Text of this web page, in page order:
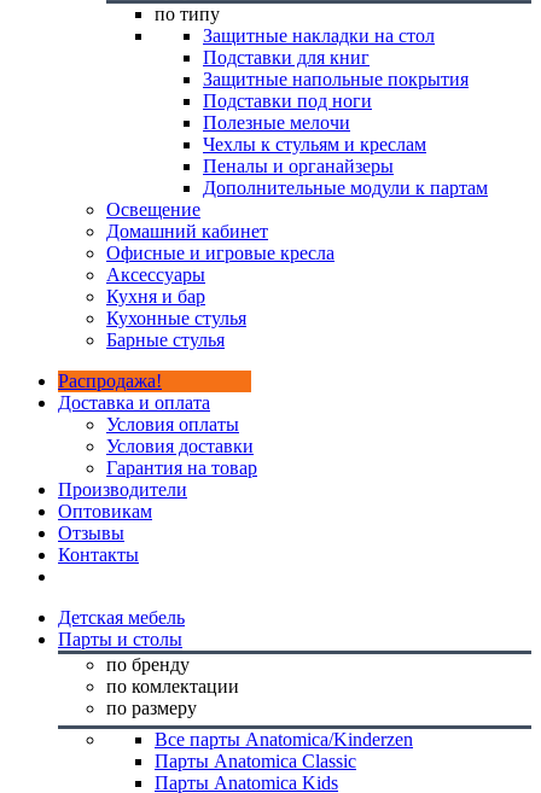
по типу
Защитные накладки на стол
Подставки для книг
Защитные напольные покрытия
Подставки под ноги
Полезные мелочи
Чехлы к стульям и креслам
Пеналы и органайзеры
Дополнительные модули к партам
Освещение
Домашний кабинет
Офисные и игровые кресла
Аксессуары
Кухня и бар
Кухонные стулья
Барные стулья
Распродажа!
Доставка и оплата
Условия оплаты
Условия доставки
Гарантия на товар
Производители
Оптовикам
Отзывы
Контакты
Детская мебель
Парты и столы
по бренду
по комлектации
по размеру
Все парты Anatomica/Kinderzen
Парты Anatomica Classic
Парты Anatomica Kids